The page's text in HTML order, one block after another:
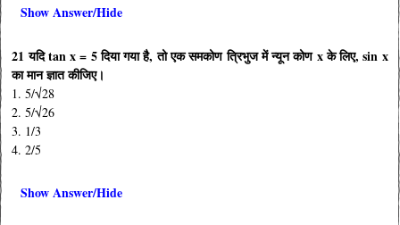
Show Answer/Hide
21 यदि tan x = 5 दिया गया है, तो एक समकोण त्रिभुज में न्यून कोण x के लिए, sin x
का मान ज्ञात कीजिए।
1. 5/√28
2. 5/√26
3. 1/3
4. 2/5
Show Answer/Hide